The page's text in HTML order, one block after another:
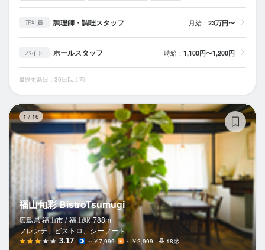
正社員 調理師・調理スタッフ 月給： 23万円〜
バイト ホールスタッフ 時給： 1,100円〜1,200円
最終更新日：30日以上前
1 / 16
福山旬彩 BistroTsumugi
広島県 福山市 / 福山駅 788m
フレンチ、ビストロ、シーフード
3.17 ～￥7,999 ～￥2,999 18席